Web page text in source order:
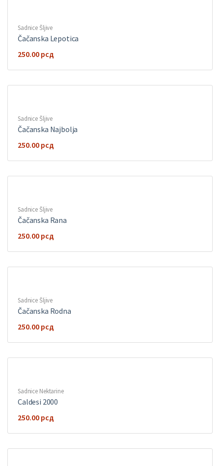
Sadnice Šljive
Čačanska Lepotica
250.00 рсд
Sadnice Šljive
Čačanska Najbolja
250.00 рсд
Sadnice Šljive
Čačanska Rana
250.00 рсд
Sadnice Šljive
Čačanska Rodna
250.00 рсд
Sadnice Nektarine
Caldesi 2000
250.00 рсд